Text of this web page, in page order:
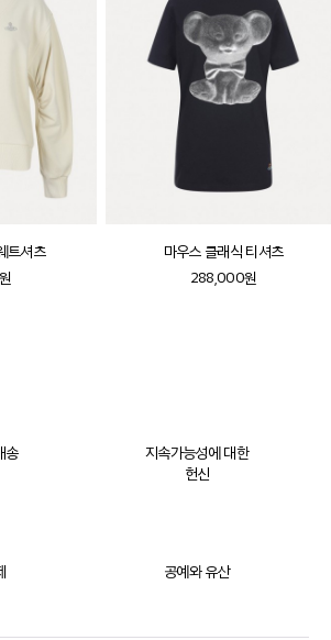
령 후사용 전 7일 이내로 신청 가능
지 > 주문 내역에서 신청
트셔츠
마우스 클래식 티셔츠
288,000원
송
지속가능성에 대한
헌신
공예와 유산